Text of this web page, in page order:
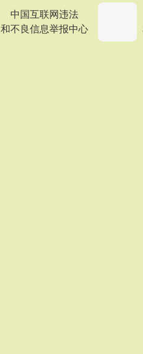
中国互联网违法
和不良信息举报中心